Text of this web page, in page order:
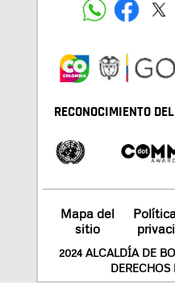
RECONOCIMIENTO
Mapa del
sitio
2024 ALCALDÍA DE
DERECHOS